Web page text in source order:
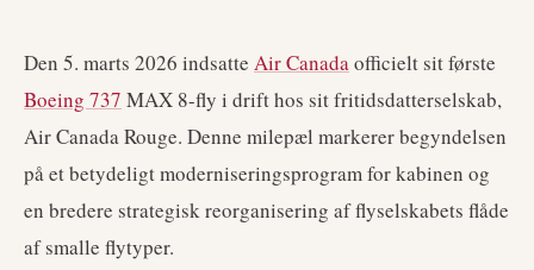
Den 5. marts 2026 indsatte Air Canadaofficielt sit første
Boeing 737 MAX 8-fly i drift hos sit fritidsdatterselskab,
Air Canada Rouge. Denne milepæl markerer begyndelsen
på et betydeligt moderniseringsprogram for kabinen og
en bredere strategisk reorganisering af flyselskabets flåde
af smalle flytyper.